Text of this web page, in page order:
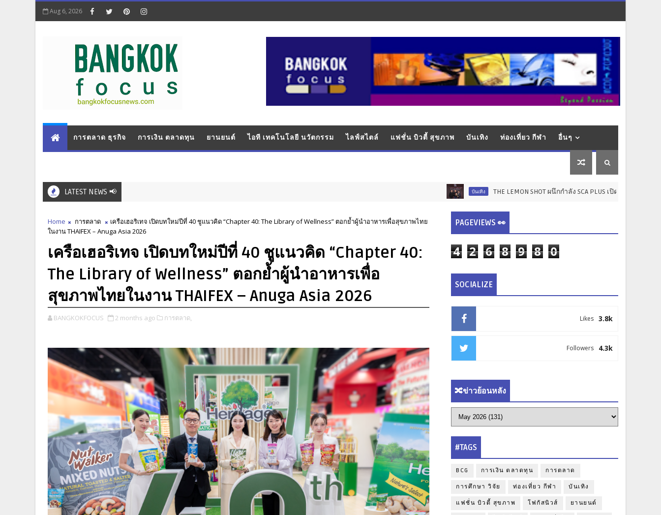
Aug 6, 2026
การตลาด ธุรกิจ การเงิน ตลาดทุน ยานยนต์ ไอที เทคโนโลยี นวัตกรรม ไลฟ์สไตล์ แฟชั่น บิวตี้ สุขภาพ บันเทิง ท่องเที่ยว กีฬา อื่นๆ
LATEST NEWS 📢 THE LEMON SHOT ผนึกกำลัง SCA PLUS เปิดโปรเจกต์ "STARLAB" มุ่ง
Home การตลาด
เครือเฮอริเทจ เปิดบทใหม่ปีที่ 40 ชูแนวคิด “Chapter 40: The Library of Wellness” ตอกย้ำผู้นำอาหารเพื่อสุขภาพไทย
ในงาน THAIFEX – Anuga Asia 2026
เครือเฮอริเทจ เปิดบทใหม่ปีที่ 40 ชูแนวคิด “Chapter 40:
The Library of Wellness” ตอกย้ำผู้นำอาหารเพื่อ
สุขภาพไทยในงาน THAIFEX – Anuga Asia 2026
BANGKOKFOCUS 2 months ago การตลาด,
PAGEVIEWS 👀
4 2 6 8 9 8 0
SOCIALIZE
3.8k
Likes
4.3k
Followers
🔀ข่าวย้อนหลัง
#TAGS
BCG การเงิน ตลาดทุน การตลาด
การศึกษา วิจัย ท่องเที่ยว กีฬา บันเทิง
แฟชั่น บิวตี้ สุขภาพ โฟกัสนิวส์ ยานยนต์